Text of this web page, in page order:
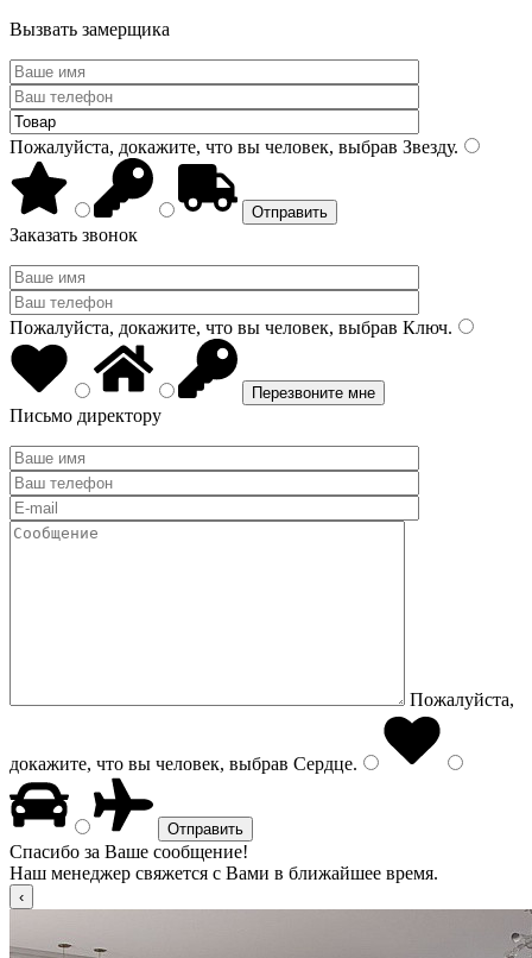
Вызвать замерщика
Пожалуйста, докажите, что вы человек, выбрав Звезду.
Заказать звонок
Пожалуйста, докажите, что вы человек, выбрав Ключ.
Письмо директору
Пожалуйста,
докажите, что вы человек, выбрав Сердце.
Спасибо за Ваше сообщение!
Наш менеджер свяжется с Вами в ближайшее время.